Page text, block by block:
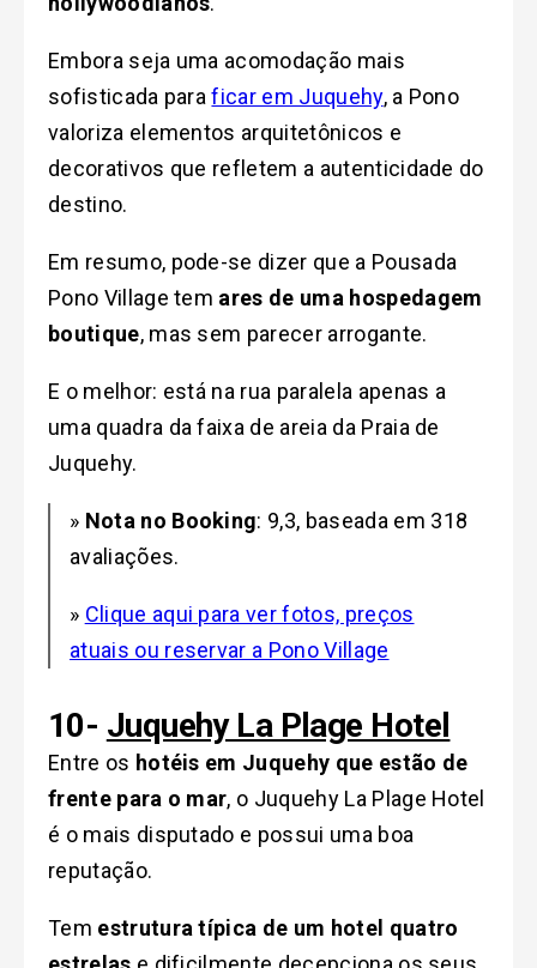
Embora seja uma acomodação mais
sofisticada paraficar em Juquehy, a Pono
valoriza elementos arquitetônicos e
decorativos que refletem a autenticidade do
destino.
Em resumo, pode-se dizer que a Pousada
Pono Village tem ares de uma hospedagem
boutique, mas sem parecer arrogante.
E o melhor: está na rua paralela apenas a
uma quadra da faixa de areia da Praia de
Juquehy.
» Nota no Booking: 9,3, baseada em 318
avaliações.
» Clique aqui para ver fotos, preços
atuais ou reservar a Pono Village
10- Juquehy La Plage Hotel
Entre os hotéis em Juquehy que estão de
frente para o mar, o Juquehy La Plage Hotel
é o mais disputado e possui uma boa
reputação.
Tem estrutura típica de um hotel quatro